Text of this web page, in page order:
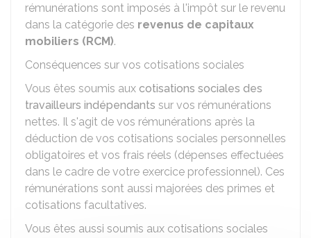
rémunérations sont imposés à l'impôt sur le revenu
dans la catégorie des revenus de capitaux
mobiliers (RCM).
Conséquences sur vos cotisations sociales
Vous êtes soumis aux cotisations sociales des
travailleurs indépendants sur vos rémunérations
nettes. Il s'agit de vos rémunérations après la
déduction de vos cotisations sociales personnelles
obligatoires et vos frais réels (dépenses effectuées
dans le cadre de votre exercice professionnel). Ces
rémunérations sont aussi majorées des primes et
cotisations facultatives.
Vous êtes aussi soumis aux cotisations sociales